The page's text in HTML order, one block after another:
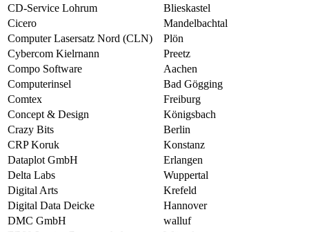
CD-Service Lohrum
Blieskastel
Cicero
Mandelbachtal
Computer Lasersatz Nord (CLN)
Plön
Cybercom Kielrnann
Preetz
Compo Software
Aachen
Computerinsel
Bad Gögging
Comtex
Freiburg
Concept & Design
Königsbach
Crazy Bits
Berlin
CRP Koruk
Konstanz
Dataplot GmbH
Erlangen
Delta Labs
Wuppertal
Digital Arts
Krefeld
Digital Data Deicke
Hannover
DMC GmbH
walluf